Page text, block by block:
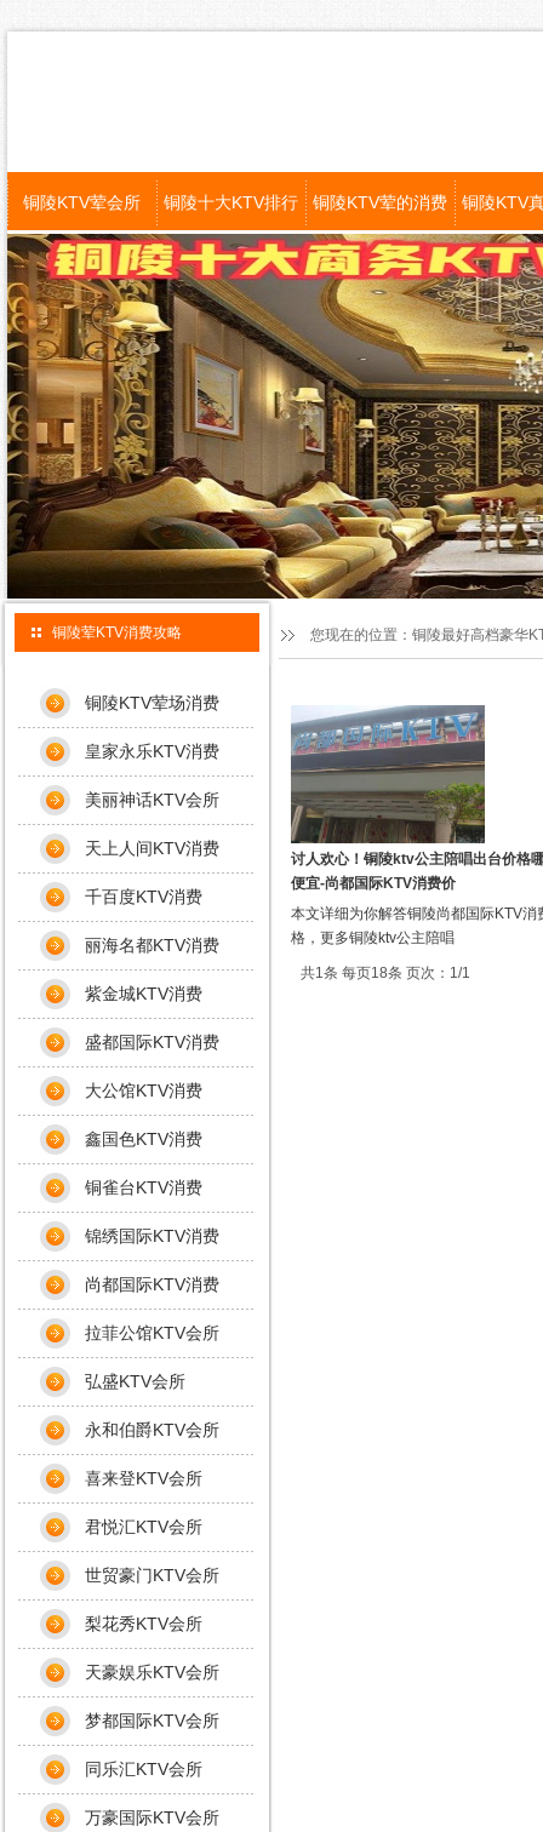
铜陵KTV荤会所 铜陵十大KTV排行 铜陵KTV荤的消费 铜陵KTV
讨人欢心！铜陵ktv公主陪唱出台价格
便宜-尚都国际KTV消费价
本文详细为你解答铜陵尚都国际KTV消
格，更多铜陵ktv公主陪唱
共1条 每页18条 页次：1/1
您现在的位置： 铜陵最好高档豪华
铜陵荤KTV消费攻略
铜陵KTV荤场消费
皇家永乐KTV消费
美丽神话KTV会所
天上人间KTV消费
千百度KTV消费
丽海名都KTV消费
紫金城KTV消费
盛都国际KTV消费
大公馆KTV消费
鑫国色KTV消费
铜雀台KTV消费
锦绣国际KTV消费
尚都国际KTV消费
拉菲公馆KTV会所
弘盛KTV会所
永和伯爵KTV会所
喜来登KTV会所
君悦汇KTV会所
世贸豪门KTV会所
梨花秀KTV会所
天豪娱乐KTV会所
梦都国际KTV会所
同乐汇KTV会所
万豪国际KTV会所